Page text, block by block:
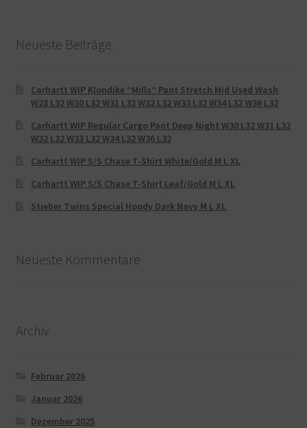
Neueste Beiträge
Carhartt WIP Klondike “Mills“ Pant Stretch Mid Used Wash
W28 L32 W30 L32 W31 L32 W32 L32 W33 L32 W34 L32 W36 L32
Carhartt WIP Regular Cargo Pant Deep Night W30 L32 W31 L32
W32 L32 W33 L32 W34 L32 W36 L32
Carhartt WIP S/S Chase T-Shirt White/Gold M L XL
Carhartt WIP S/S Chase T-Shirt Leaf/Gold M L XL
Stieber Twins Special Hoody Dark Navy M L XL
Neueste Kommentare
Archiv
Februar 2026
Januar 2026
Dezember 2025